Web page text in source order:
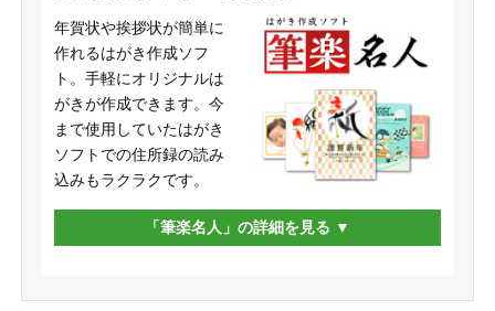
年賀状や挨拶状が簡単に
作れるはがき作成ソフ
ト。手軽にオリジナルは
がきが作成できます。今
まで使用していたはがき
ソフトでの住所録の読み
込みもラクラクです。
「筆楽名人」の詳細を見る